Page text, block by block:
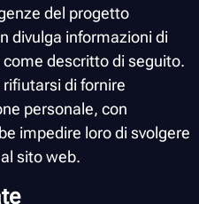
del progetto
divulga informazioni di
descritto di seguito.
di fornire
personale, con
impedire loro di svolgere
sito web.